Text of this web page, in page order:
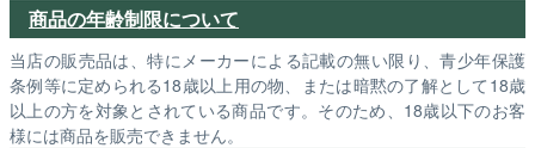
商品の年齢制限について
当店の販売品は、特にメーカーによる記載の無い限り、青少年保護
条例等に定められる18歳以上用の物、または暗黙の了解として18歳
以上の方を対象とされている商品です。そのため、18歳以下のお客
様には商品を販売できません。